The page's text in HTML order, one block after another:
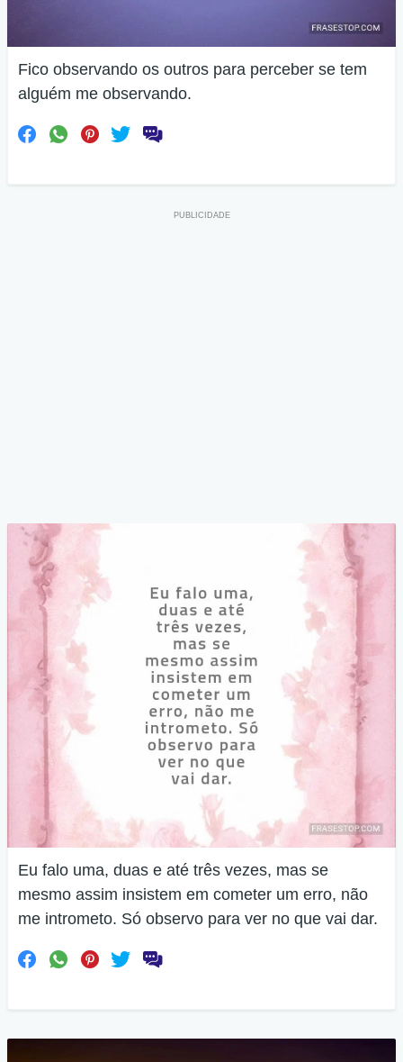
Fico observando os outros para perceber se tem
alguém me observando.
Eu falo uma, duas e até três vezes, mas se
mesmo assim insistem em cometer um erro, não
me intrometo. Só observo para ver no que vai dar.